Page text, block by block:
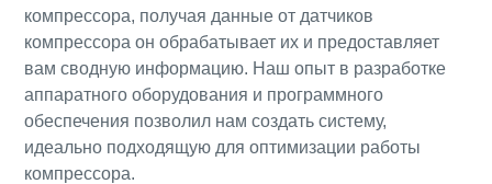
компрессора, получая данные от датчиков
компрессора он обрабатывает их и предоставляет
вам сводную информацию. Наш опыт в разработке
аппаратного оборудования и программного
обеспечения позволил нам создать систему,
идеально подходящую для оптимизации работы
компрессора.